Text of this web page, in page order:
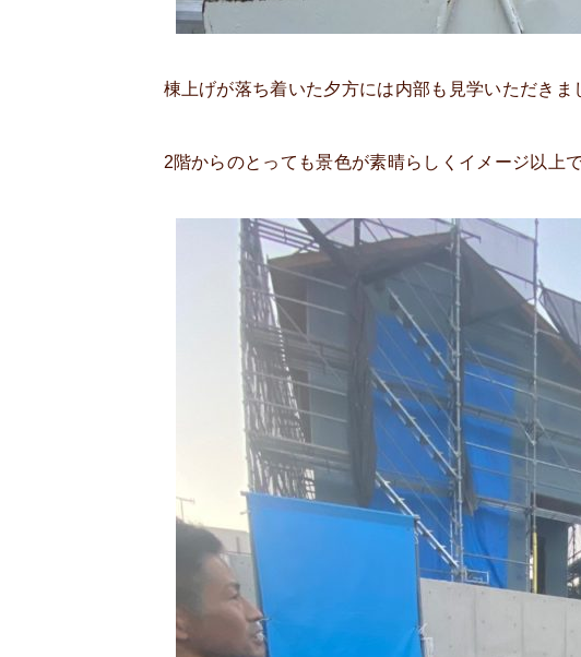
棟上げが落ち着いた夕方には内部も見学いただきま
2階からのとっても景色が素晴らしくイメージ以上